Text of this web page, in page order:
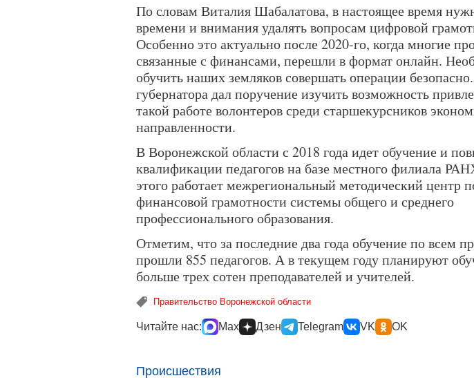
По словам Виталия Шабалатова, в настоящее время
времени и внимания удалять вопросам цифровой
Особенно это актуально после 2020-го, когда многие
связанные с финансами, перешли в формат онлайн.
обучить наших земляков совершать операции
губернатора дал поручение изучить возможность
такой работе волонтеров среди старшекурсников
направленности.
В Воронежской области с 2018 года идет обучение и
квалификации педагогов на базе местного филиала
этого работает межрегиональный методический центр
финансовой грамотности системы общего и среднего
профессионального образования.
Отметим, что за последние два года обучение по всем
прошли 855 педагогов. А в текущем году планируют
больше трех сотен преподавателей и учителей.
Правительство Воронежской области
Читайте нас: Max Дзен Telegram VK OK
Происшествия